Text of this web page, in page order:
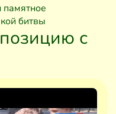
памятное
битвы
с